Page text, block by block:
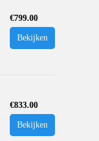
€799.00
Bekijken
€833.00
Bekijken